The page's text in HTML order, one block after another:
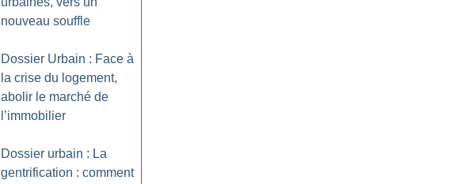
nouveau souffle
Dossier Urbain : Face à
la crise du logement,
abolir le marché de
l’immobilier
Dossier urbain : La
gentrification : comment